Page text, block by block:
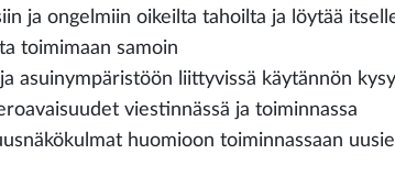
ja ongelmiin oikeilta tahoilta ja löytää
toimimaan samoin
asuinympäristöön liittyvissä käytännön
viestinnässä ja toiminnassa
huomioon toiminnassaan